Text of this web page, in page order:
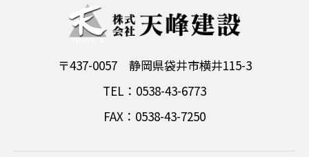
〒437-0057 静岡県袋井市横井115-3
TEL：0538-43-6773
FAX：0538-43-7250